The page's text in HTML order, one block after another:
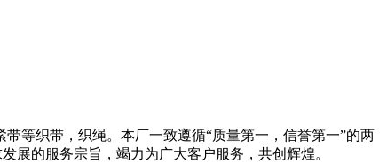
等织带，织绳。本厂一致遵循“质量第一，信誉第一”的两
展的服务宗旨，竭力为广大客户服务，共创辉煌。